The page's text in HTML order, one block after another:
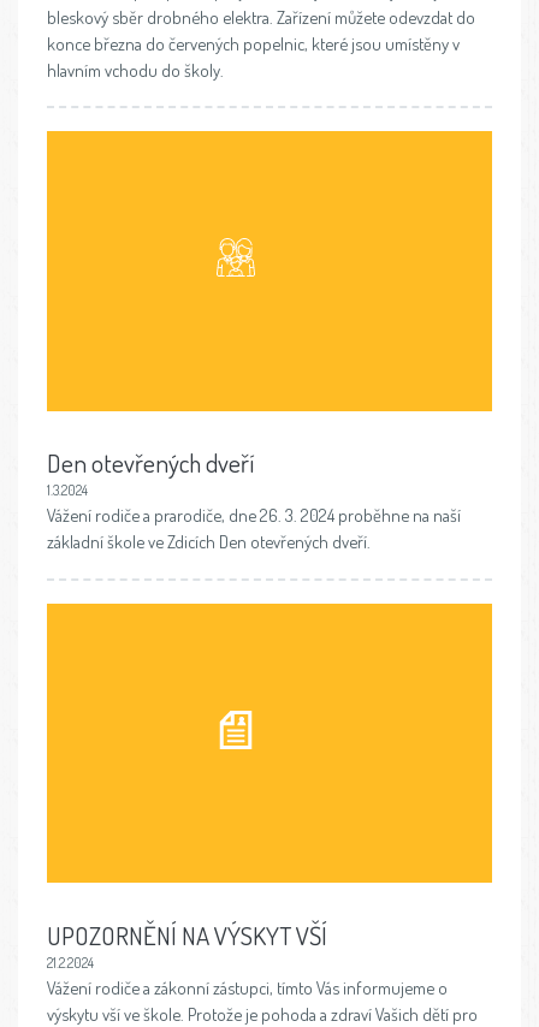
bleskový sběr drobného elektra. Zařízení můžete odevzdat do
konce března do červených popelnic, které jsou umístěny v
hlavním vchodu do školy.
Den otevřených dveří
1.3.2024
Vážení rodiče a prarodiče, dne 26. 3. 2024 proběhne na naší
základní škole ve Zdicích Den otevřených dveří.
UPOZORNĚNÍ NA VÝSKYT VŠÍ
21.2.2024
Vážení rodiče a zákonní zástupci, tímto Vás informujeme o
výskytu vší ve škole. Protože je pohoda a zdraví Vašich dětí pro